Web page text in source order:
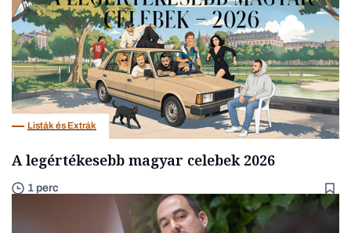
Listák és Extrák
A legértékesebb magyar celebek 2026
1 perc